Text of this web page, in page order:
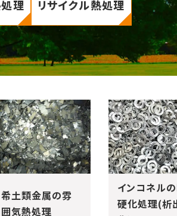
理
リサイクル熱処理
硬化処理(析出硬
ステンレス
除去焼鈍